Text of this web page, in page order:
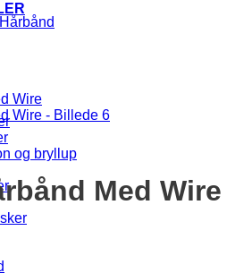
og bryllup
Hårbånd
Med Wire